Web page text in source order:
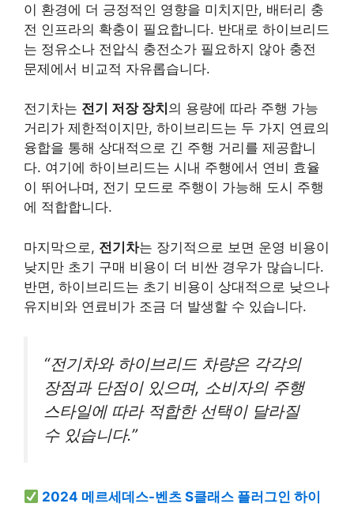
이 환경에 더 긍정적인 영향을 미치지만, 배터리 충
전 인프라의 확충이 필요합니다. 반대로 하이브리드
는 정유소나 전압식 충전소가 필요하지 않아 충전
문제에서 비교적 자유롭습니다.
전기차는 전기 저장 장치 의 용량에 따라 주행 가능
거리가 제한적이지만, 하이브리드는 두 가지 연료의
융합을 통해 상대적으로 긴 주행 거리를 제공합니
다. 여기에 하이브리드는 시내 주행에서 연비 효율
이 뛰어나며, 전기 모드로 주행이 가능해 도시 주행
에 적합합니다.
마지막으로, 전기차는 장기적으로 보면 운영 비용이
낮지만 초기 구매 비용이 더 비싼 경우가 많습니다.
반면, 하이브리드는 초기 비용이 상대적으로 낮으나
유지비와 연료비가 조금 더 발생할 수 있습니다.
“전기차와 하이브리드 차량은 각각의
장점과 단점이 있으며, 소비자의 주행
스타일에 따라 적합한 선택이 달라질
수 있습니다.”
2024 메르세데스-벤츠 S클래스 플러그인 하이